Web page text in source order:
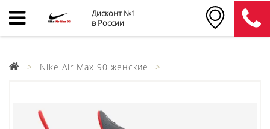
Дисконт №1
в России
Nike Air Max 90 женские